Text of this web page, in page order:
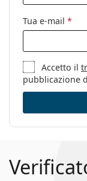
Tua e-mail *
Accetto il
pubblicazione